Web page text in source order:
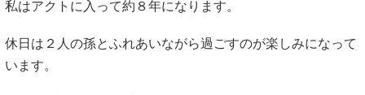
私はアクトに入って約８年になります。
休日は２人の孫とふれあいながら過ごすのが楽しみになって
います。